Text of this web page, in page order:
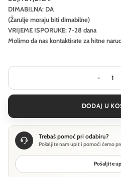
DIMABILNA: DA
(Žarulje moraju biti dimabilne)
VRIJEME ISPORUKE: 7-28 dana
Molimo da nas kontaktirate za hitne
DODAJ U
Trebaš pomoć pri odabiru?
Pošaljite nam upit i pomoći ćemo
Pošaljite